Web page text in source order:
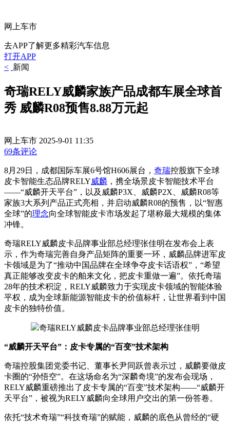
网上车市
去APP了解更多精彩汽车信息
打开APP
< 新闻
奇瑞RELY威麟家族产品成都车展全球首
秀 威麟R08预售8.88万元起
网上车市 2025-9-01 11:35
69条评论
8月29日，成都国际车展6号馆H606展台， 奇瑞控股旗下全球
皮卡智能生态品牌RELY威麟 ，携全场景皮卡智能技术平台
——“威麟开天平台”，以及威麟P3X、威麟P2X、威麟R08等
家族3大系列产品正式亮相，并启动威麟R08的预售，以“智惠
全球”的理念向全球智能皮卡市场发起了堪称最大规模的集体
冲锋。
奇瑞RELY威麟皮卡品牌事业部总经理张佳明在发布会上表
示，作为奇瑞完善自身产品矩阵的重要一环，威麟品牌进军皮
卡领域是为了“推动中国品牌在全球争夺皮卡话语权”，“希望
真正能够改变皮卡的舶来文化，把皮卡重做一遍”。依托奇瑞
28年的技术积淀，RELY威麟致力于实现皮卡领域的智能体验
平权，成为全球新能源智能皮卡的价值标杆，让世界看到中国
皮卡的独特价值。
奇瑞RELY威麟皮卡品牌事业部总经理张佳明
“威麟开天平台”：皮卡专属的“百变”技术架构
奇瑞控股集团党委书记、董事长尹同跃曾表示过，威麟要做皮
卡圈的“孙悟空”。在这场命名为“深麟奇境”的发布会现场，
RELY威麟重磅推出了皮卡专属的“百变”技术架构——“威麟开
天平台”，被视为RELY威麟向全球用户交出的第一份答卷。
依托“技术奇瑞”“科技奇瑞”的赋能，威麟的底色从曾经的“硬